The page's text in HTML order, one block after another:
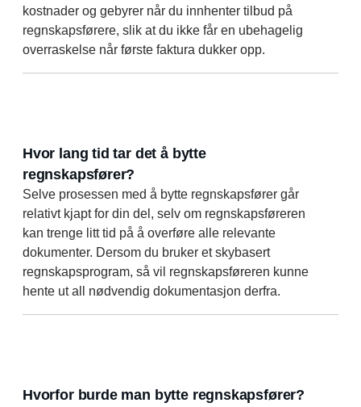
kostnader og gebyrer når du innhenter tilbud på
regnskapsførere, slik at du ikke får en ubehagelig
overraskelse når første faktura dukker opp.
Hvor lang tid tar det å bytte
regnskapsfører?
Selve prosessen med å bytte regnskapsfører går
relativt kjapt for din del, selv om regnskapsføreren
kan trenge litt tid på å overføre alle relevante
dokumenter. Dersom du bruker et skybasert
regnskapsprogram, så vil regnskapsføreren kunne
hente ut all nødvendig dokumentasjon derfra.
Hvorfor burde man bytte regnskapsfører?